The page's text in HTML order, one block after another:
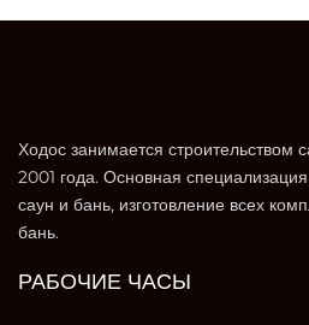
Ходос занимается строительством
2001 года. Основная
саун и бань, изготовление всех
бань.
РАБОЧИЕ ЧАСЫ